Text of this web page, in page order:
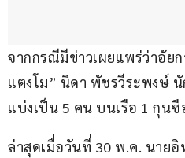
จากกรณีมีข่าวเผยแพร่ว่าอัย
แตงโม” นิดา พัชรวีระพงษ์
แบ่งเป็น 5 คน บนเรือ 1 กุน
ล่าสุดเมื่อวันที่ 30 พ.ค. นาย